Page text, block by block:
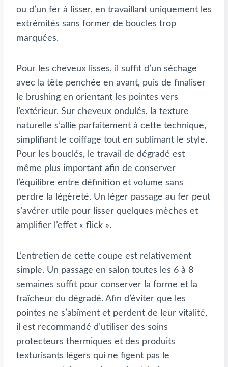
ou d’un fer à lisser, en travaillant uniquement les
extrémités sans former de boucles trop
marquées.
Pour les cheveux lisses, il suffit d’un séchage
avec la tête penchée en avant, puis de finaliser
le brushing en orientant les pointes vers
l’extérieur. Sur cheveux ondulés, la texture
naturelle s’allie parfaitement à cette technique,
simplifiant le coiffage tout en sublimant le style.
Pour les bouclés, le travail de dégradé est
même plus important afin de conserver
l’équilibre entre définition et volume sans
perdre la légèreté. Un léger passage au fer peut
s’avérer utile pour lisser quelques mèches et
amplifier l’effet « flick ».
L’entretien de cette coupe est relativement
simple. Un passage en salon toutes les 6 à 8
semaines suffit pour conserver la forme et la
fraîcheur du dégradé. Afin d’éviter que les
pointes ne s’abîment et perdent de leur vitalité,
il est recommandé d’utiliser des soins
protecteurs thermiques et des produits
texturisants légers qui ne figent pas le